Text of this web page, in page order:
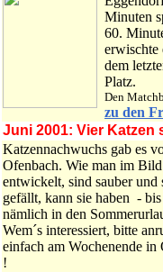
Minuten
60.
dem
Platz.
Den
zu den
Juni 2001: Vier Katzen
Katzennachwuchs gab es
Ofenbach. Wie man im
entwickelt, sind sauber und
gefällt, kann sie haben -
nämlich in den
Wem´s interessiert, bitte
einfach am Wochenende
!